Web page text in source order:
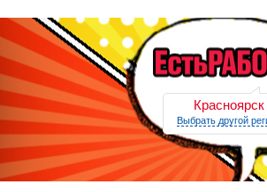
Красноярск
Выбрать другой